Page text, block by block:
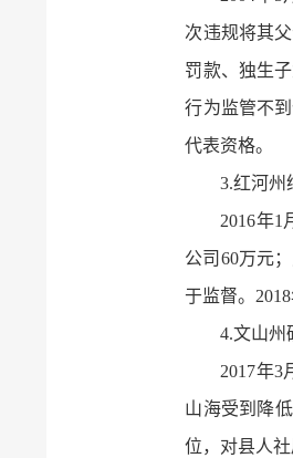
次违规将其
罚款、独生
行为监管不
代表资格。
3.红河州
2016年1
公司60万元
于监督。
4.文山州
2017年3
山海受到降
位，对县人